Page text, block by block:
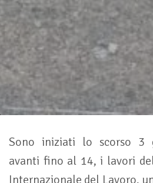
Sono iniziati lo scorso 3
avanti fino al 14, i lavori
Internazionale del Lavoro,